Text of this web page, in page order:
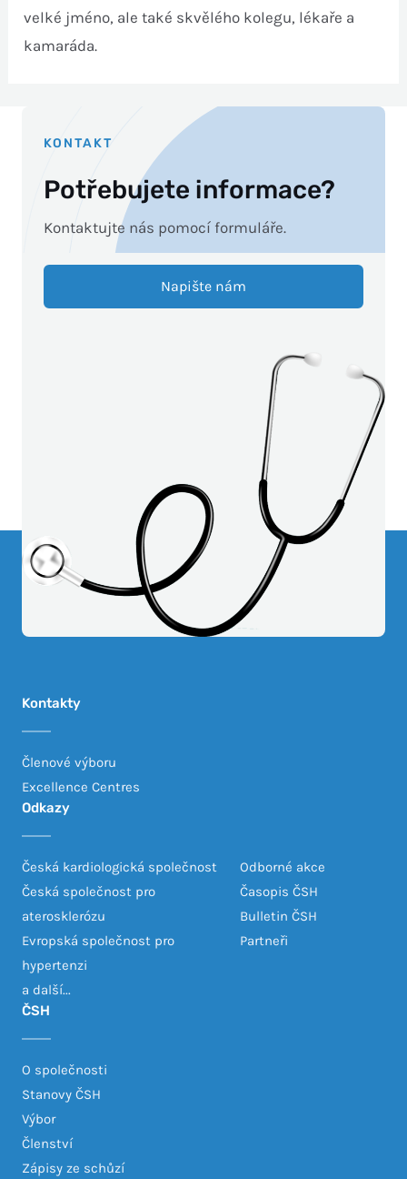
velké jméno, ale také skvělého kolegu, lékaře a
kamaráda.
KONTAKT
Potřebujete informace?
Kontaktujte nás pomocí formuláře.
Napište nám
ČSH
O společnosti
Stanovy ČSH
Výbor
Členství
Zápisy ze schůzí
Odborné akce
Časopis ČSH
Bulletin ČSH
Partneři
Odkazy
Česká kardiologická společnost
Česká společnost pro
aterosklerózu
Evropská společnost pro
hypertenzi
a další...
Kontakty
Členové výboru
Excellence Centres